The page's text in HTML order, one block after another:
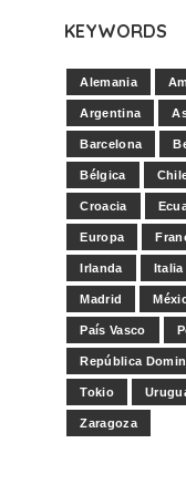
KEYWORDS
Alemania
Argentina
Barcelona
Bélgica
Croacia
Europa
Irlanda Italia
Madrid
País Vasco
República
Tokio
Zaragoza